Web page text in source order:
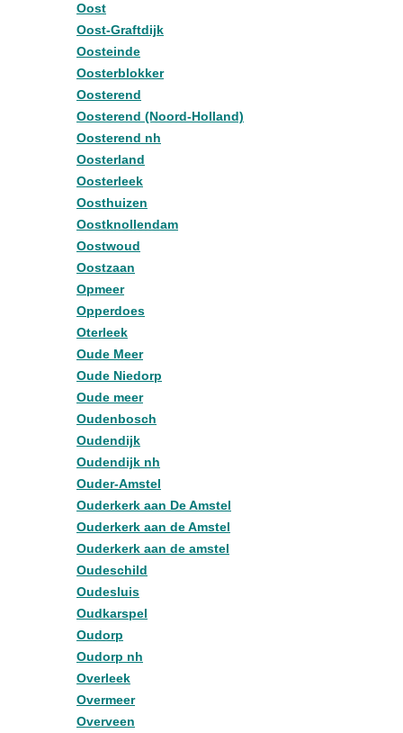
Oost
Oost-Graftdijk
Oosteinde
Oosterblokker
Oosterend
Oosterend (Noord-Holland)
Oosterend nh
Oosterland
Oosterleek
Oosthuizen
Oostknollendam
Oostwoud
Oostzaan
Opmeer
Opperdoes
Oterleek
Oude Meer
Oude Niedorp
Oude meer
Oudenbosch
Oudendijk
Oudendijk nh
Ouder-Amstel
Ouderkerk aan De Amstel
Ouderkerk aan de Amstel
Ouderkerk aan de amstel
Oudeschild
Oudesluis
Oudkarspel
Oudorp
Oudorp nh
Overleek
Overmeer
Overveen